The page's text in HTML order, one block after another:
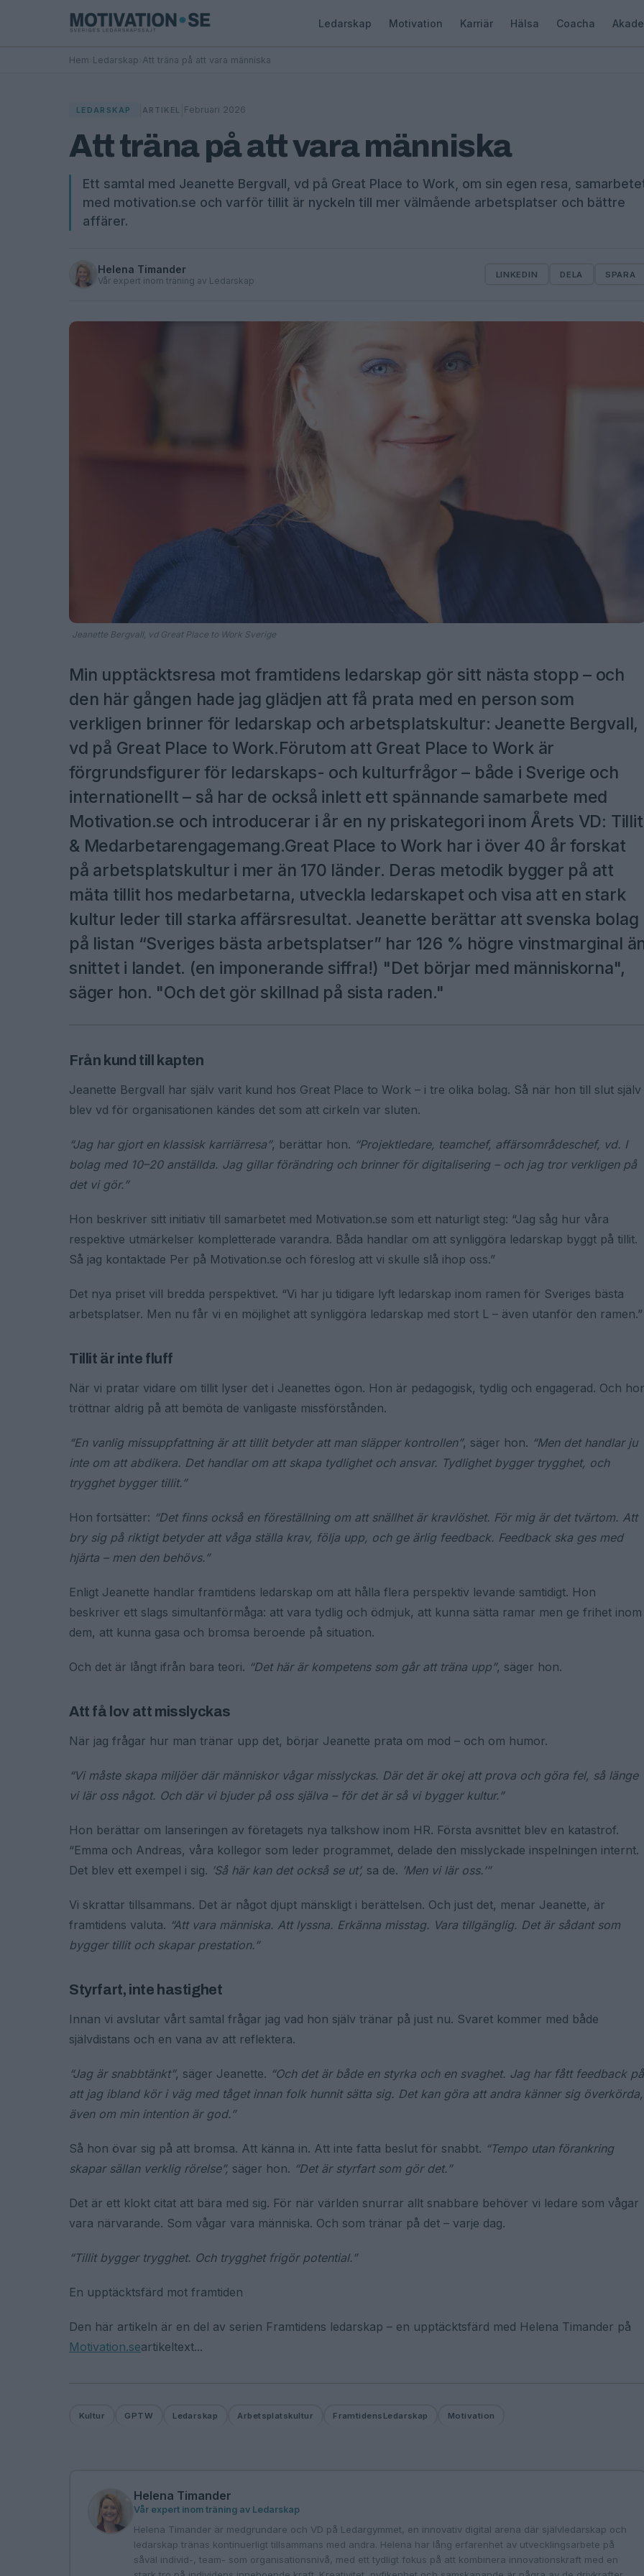
Ledarskap Motivation Karriär Hälsa Coacha
Hem Ledarskap Att träna på att vara människa
LEDARSKAP ARTIKEL Februari 2026
Att träna på att vara människa
Ett samtal med Jeanette Bergvall, vd på Great Place to Work, om sin egen resa,
med motivation.se och varför tillit är nyckeln till mer välmående arbetsplatser och bättre
affärer.
Helena Timander
Vår expert inom träning av Ledarskap
LINKEDIN DELA SPARA
Jeanette Bergvall, vd Great Place to Work Sverige
Min upptäcktsresa mot framtidens ledarskap gör sitt nästa stopp – och
den här gången hade jag glädjen att få prata med en person som
verkligen brinner för ledarskap och arbetsplatskultur: Jeanette Bergvall,
vd på Great Place to Work.Förutom att Great Place to Work är
förgrundsfigurer för ledarskaps- och kulturfrågor – både i Sverige och
internationellt – så har de också inlett ett spännande samarbete med
Motivation.se och introducerar i år en ny priskategori inom Årets VD: Tillit
& Medarbetarengagemang.Great Place to Work har i över 40 år forskat
på arbetsplatskultur i mer än 170 länder. Deras metodik bygger på att
mäta tillit hos medarbetarna, utveckla ledarskapet och visa att en stark
kultur leder till starka affärsresultat. Jeanette berättar att svenska bolag
på listan “Sveriges bästa arbetsplatser” har 126 % högre vinstmarginal
snittet i landet. (en imponerande siffra!) "Det börjar med människorna",
säger hon. "Och det gör skillnad på sista raden."
Från kund till kapten
Jeanette Bergvall har själv varit kund hos Great Place to Work – i tre olika bolag. Så när hon till slut själv
blev vd för organisationen kändes det som att cirkeln var sluten.
“Jag har gjort en klassisk karriärresa”, berättar hon. “Projektledare, teamchef, affärsområdeschef, vd. I
bolag med 10–20 anställda. Jag gillar förändring och brinner för digitalisering – och jag tror verkligen på
det vi gör.”
Hon beskriver sitt initiativ till samarbetet med Motivation.se som ett naturligt steg: “Jag såg hur våra
respektive utmärkelser kompletterade varandra. Båda handlar om att synliggöra ledarskap byggt på tillit.
Så jag kontaktade Per på Motivation.se och föreslog att vi skulle slå ihop oss.”
Det nya priset vill bredda perspektivet. “Vi har ju tidigare lyft ledarskap inom ramen för Sveriges bästa
arbetsplatser. Men nu får vi en möjlighet att synliggöra ledarskap med stort L – även utanför den ramen.”
Tillit är inte fluff
När vi pratar vidare om tillit lyser det i Jeanettes ögon. Hon är pedagogisk, tydlig och engagerad. Och
tröttnar aldrig på att bemöta de vanligaste missförstånden.
“En vanlig missuppfattning är att tillit betyder att man släpper kontrollen”, säger hon. “Men det handlar ju
inte om att abdikera. Det handlar om att skapa tydlighet och ansvar. Tydlighet bygger trygghet, och
trygghet bygger tillit.”
Hon fortsätter: “Det finns också en föreställning om att snällhet är kravlöshet. För mig är det tvärtom. Att
bry sig på riktigt betyder att våga ställa krav, följa upp, och ge ärlig feedback. Feedback ska ges med
hjärta – men den behövs.”
Enligt Jeanette handlar framtidens ledarskap om att hålla flera perspektiv levande samtidigt. Hon
beskriver ett slags simultanförmåga: att vara tydlig och ödmjuk, att kunna sätta ramar men ge frihet inom
dem, att kunna gasa och bromsa beroende på situation.
Och det är långt ifrån bara teori. “Det här är kompetens som går att träna upp”, säger hon.
Att få lov att misslyckas
När jag frågar hur man tränar upp det, börjar Jeanette prata om mod – och om humor.
“Vi måste skapa miljöer där människor vågar misslyckas. Där det är okej att prova och göra fel, så länge
vi lär oss något. Och där vi bjuder på oss själva – för det är så vi bygger kultur.”
Hon berättar om lanseringen av företagets nya talkshow inom HR. Första avsnittet blev en katastrof.
“Emma och Andreas, våra kollegor som leder programmet, delade den misslyckade inspelningen internt.
Det blev ett exempel i sig. ’Så här kan det också se ut’, sa de. ’Men vi lär oss.’”
Vi skrattar tillsammans. Det är något djupt mänskligt i berättelsen. Och just det, menar Jeanette, är
framtidens valuta. “Att vara människa. Att lyssna. Erkänna misstag. Vara tillgänglig. Det är sådant som
bygger tillit och skapar prestation.”
Styrfart, inte hastighet
Innan vi avslutar vårt samtal frågar jag vad hon själv tränar på just nu. Svaret kommer med både
självdistans och en vana av att reflektera.
“Jag är snabbtänkt”, säger Jeanette. “Och det är både en styrka och en svaghet. Jag har fått feedback på
att jag ibland kör i väg med tåget innan folk hunnit sätta sig. Det kan göra att andra känner sig överkörda,
även om min intention är god.”
Så hon övar sig på att bromsa. Att känna in. Att inte fatta beslut för snabbt. “Tempo utan förankring
skapar sällan verklig rörelse”, säger hon. “Det är styrfart som gör det.”
Det är ett klokt citat att bära med sig. För när världen snurrar allt snabbare behöver vi ledare som vågar
vara närvarande. Som vågar vara människa. Och som tränar på det – varje dag.
“Tillit bygger trygghet. Och trygghet frigör potential.”
En upptäcktsfärd mot framtiden
Den här artikeln är en del av serien Framtidens ledarskap – en upptäcktsfärd med Helena Timander på
Motivation.seartikeltext...
Kultur GPTW Ledarskap Arbetsplatskultur FramtidensLedarskap Motivation
Helena Timander
Vår expert inom träning av Ledarskap
Helena Timander är medgrundare och VD på Ledargymmet, en innovativ digital arena där självledarskap och
ledarskap tränas kontinuerligt tillsammans med andra. Helena har lång erfarenhet av utvecklingsarbete på
såväl individ-, team- som organisationsnivå, med ett tydligt fokus på att kombinera innovationskraft med en